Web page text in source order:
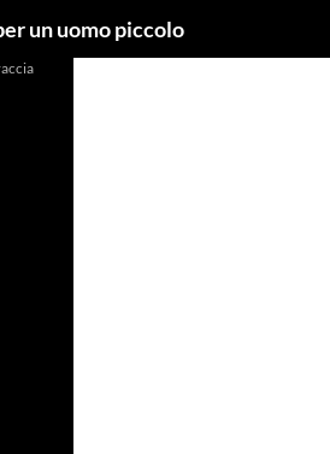
un uomo piccolo